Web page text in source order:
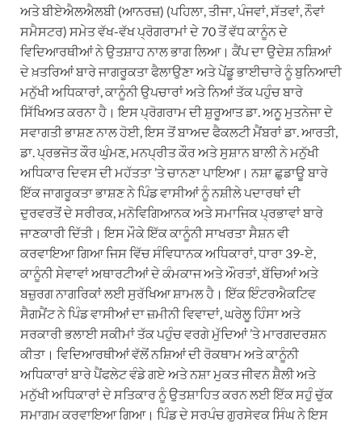
ਅਤੇ ਬੀਏਐਲਐਲਬੀ (ਆਨਰਜ਼) (ਪਹਿਲਾ, ਤੀਜਾ, ਪੰਜਵਾਂ, ਸੱਤਵਾਂ, ਨੌਵਾਂ
ਸਮੈਸਟਰ) ਸਮੇਤ ਵੱਖ-ਵੱਖ ਪ੍ਰੋਗਰਾਮਾਂ ਦੇ 70 ਤੋਂ ਵੱਧ ਕਾਨੂੰਨ ਦੇ
ਵਿਦਿਆਰਥੀਆਂ ਨੇ ਉਤਸ਼ਾਹ ਨਾਲ ਭਾਗ ਲਿਆ। ਕੈਂਪ ਦਾ ਉਦੇਸ਼ ਨਸ਼ਿਆਂ
ਦੇ ਖ਼ਤਰਿਆਂ ਬਾਰੇ ਜਾਗਰੂਕਤਾ ਫੈਲਾਉਣਾ ਅਤੇ ਪੇਂਡੂ ਭਾਈਚਾਰੇ ਨੂੰ ਬੁਨਿਆਦੀ
ਮਨੁੱਖੀ ਅਧਿਕਾਰਾਂ, ਕਾਨੂੰਨੀ ਉਪਚਾਰਾਂ ਅਤੇ ਨਿਆਂ ਤੱਕ ਪਹੁੰਚ ਬਾਰੇ
ਸਿੱਖਿਅਤ ਕਰਨਾ ਹੈ। ਇਸ ਪ੍ਰੋਗਰਾਮ ਦੀ ਸ਼ੁਰੂਆਤ ਡਾ. ਅਨੂ ਮੁਤਨੇਜਾ ਦੇ
ਸਵਾਗਤੀ ਭਾਸ਼ਣ ਨਾਲ ਹੋਈ, ਇਸ ਤੋਂ ਬਾਅਦ ਫੈਕਲਟੀ ਮੈਂਬਰਾਂ ਡਾ. ਆਰਤੀ,
ਡਾ. ਪ੍ਰਭਜੋਤ ਕੌਰ ਘੁੰਮਣ, ਮਨਪ੍ਰੀਤ ਕੌਰ ਅਤੇ ਸੁਸ਼ਾਨ ਬਾਲੀ ਨੇ ਮਨੁੱਖੀ
ਅਧਿਕਾਰ ਦਿਵਸ ਦੀ ਮਹੱਤਤਾ ’ਤੇ ਚਾਨਣਾ ਪਾਇਆ। ਨਸ਼ਾ ਛੁਡਾਊ ਬਾਰੇ
ਇੱਕ ਜਾਗਰੂਕਤਾ ਭਾਸ਼ਣ ਨੇ ਪਿੰਡ ਵਾਸੀਆਂ ਨੂੰ ਨਸ਼ੀਲੇ ਪਦਾਰਥਾਂ ਦੀ
ਦੁਰਵਰਤੋਂ ਦੇ ਸਰੀਰਕ, ਮਨੋਵਿਗਿਆਨਕ ਅਤੇ ਸਮਾਜਿਕ ਪ੍ਰਭਾਵਾਂ ਬਾਰੇ
ਜਾਣਕਾਰੀ ਦਿੱਤੀ। ਇਸ ਮੌਕੇ ਇੱਕ ਕਾਨੂੰਨੀ ਸਾਖਰਤਾ ਸੈਸ਼ਨ ਵੀ
ਕਰਵਾਇਆ ਗਿਆ ਜਿਸ ਵਿੱਚ ਸੰਵਿਧਾਨਕ ਅਧਿਕਾਰਾਂ, ਧਾਰਾ 39-ਏ,
ਕਾਨੂੰਨੀ ਸੇਵਾਵਾਂ ਅਥਾਰਟੀਆਂ ਦੇ ਕੰਮਕਾਜ ਅਤੇ ਔਰਤਾਂ, ਬੱਚਿਆਂ ਅਤੇ
ਬਜ਼ੁਰਗ ਨਾਗਰਿਕਾਂ ਲਈ ਸੁਰੱਖਿਆ ਸ਼ਾਮਲ ਹੈ। ਇੱਕ ਇੰਟਰਐਕਟਿਵ
ਸੈਗਮੈਂਟ ਨੇ ਪਿੰਡ ਵਾਸੀਆਂ ਦਾ ਜ਼ਮੀਨੀ ਵਿਵਾਦਾਂ, ਘਰੇਲੂ ਹਿੰਸਾ ਅਤੇ
ਸਰਕਾਰੀ ਭਲਾਈ ਸਕੀਮਾਂ ਤੱਕ ਪਹੁੰਚ ਵਰਗੇ ਮੁੱਦਿਆਂ ’ਤੇ ਮਾਰਗਦਰਸ਼ਨ
ਕੀਤਾ। ਵਿਦਿਆਰਥੀਆਂ ਵੱਲੋਂ ਨਸ਼ਿਆਂ ਦੀ ਰੋਕਥਾਮ ਅਤੇ ਕਾਨੂੰਨੀ
ਅਧਿਕਾਰਾਂ ਬਾਰੇ ਪੈਂਫਲੇਟ ਵੰਡੇ ਗਏ ਅਤੇ ਨਸ਼ਾ ਮੁਕਤ ਜੀਵਨ ਸ਼ੈਲੀ ਅਤੇ
ਮਨੁੱਖੀ ਅਧਿਕਾਰਾਂ ਦੇ ਸਤਿਕਾਰ ਨੂੰ ਉਤਸ਼ਾਹਿਤ ਕਰਨ ਲਈ ਇੱਕ ਸਹੁੰ ਚੁੱਕ
ਸਮਾਗਮ ਕਰਵਾਇਆ ਗਿਆ। ਪਿੰਡ ਦੇ ਸਰਪੰਚ ਗੁਰਸੇਵਕ ਸਿੰਘ ਨੇ ਇਸ